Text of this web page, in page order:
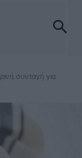
συνταγή για